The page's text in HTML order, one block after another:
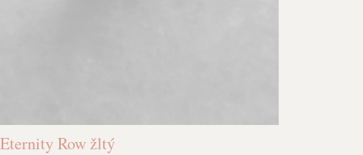
Eternity Row žltý